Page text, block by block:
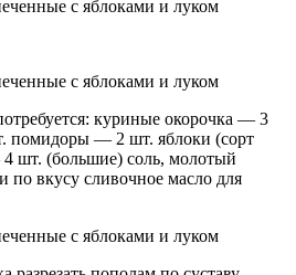
куриные окорочка — 3
помидоры — 2 шт. яблоки (сорт
шт. (большие) соль, молотый
по вкусу сливочное масло для